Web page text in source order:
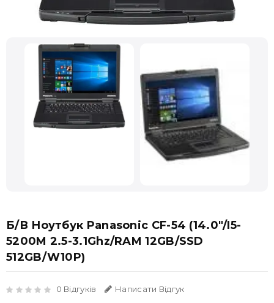
Б/В Ноутбук Panasonic CF-54 (14.0"/i5-
5200M 2.5-3.1Ghz/RAM 12GB/SSD
512GB/W10P)
0 Відгуків Написати Відгук